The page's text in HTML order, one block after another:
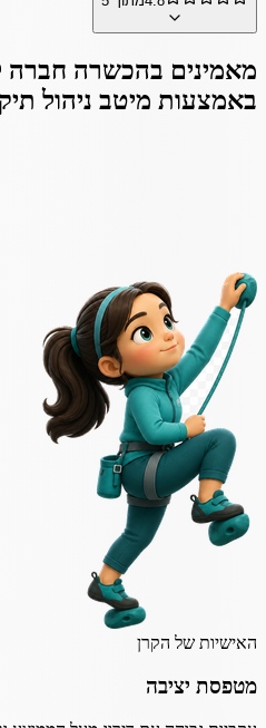
מאמינים בהכשרה חברה
באמצעות מיטב ניהול
האישיות של הקרן
מטפסת יציבה